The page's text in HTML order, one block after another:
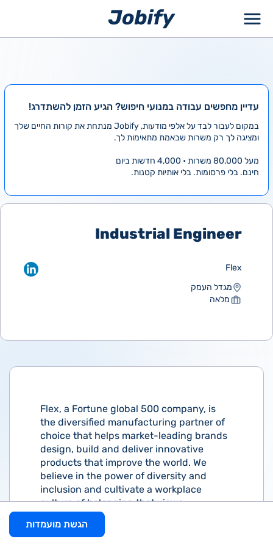
עדיין מחפשים עבודה במנועי חיפוש? הגיע הזמן להשתדרג!
במקום לעבור לבד על אלפי מודעות, Jobify מנתחת את קורות החיים שלך
ומציגה לך רק משרות שבאמת מתאימות לך.
מעל 80,000 משרות • 4,000 חדשות ביום
חינם. בלי פרסומות. בלי אותיות קטנות.
Industrial Engineer
Flex
מגדל העמק
מלאה
Flex, a Fortune global 500 company, is
the diversified manufacturing partner of
choice that helps market-leading brands
design, build and deliver innovative
products that improve the world. We
believe in the power of diversity and
inclusion and cultivate a workplace
culture of belonging that views
uniqueness as a competitive edge and
builds a community that enables our
הגשת מועמדות